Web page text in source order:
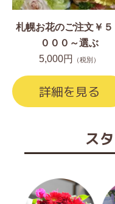
札幌お花のご注文￥５
０００～選ぶ
5,000円
（税別）
詳細を見る
ス